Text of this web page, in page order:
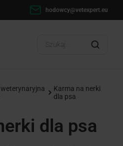
hodowcy@vetexpert.eu
Karma na nerki
dla psa
dla psa